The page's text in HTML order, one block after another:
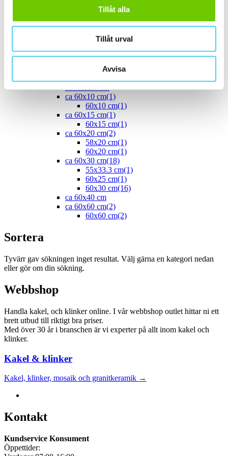
Tillåt alla
Tillåt urval
Avvisa
(1)
(5)
ca 45x(1)
50x25 cm(3)
50x50 cm(1)
ca 60x10 cm(1)
60x10 cm(1)
ca 60x15 cm(1)
60x15 cm(1)
ca 60x20 cm(2)
58x20 cm(1)
60x20 cm(1)
ca 60x30 cm(18)
55x33.3 cm(1)
60x25 cm(1)
60x30 cm(16)
ca 60x40 cm
ca 60x60 cm(2)
60x60 cm(2)
Sortera
Tyvärr gav sökningen inget resultat. Välj gärna en kategori nedan
eller gör om din sökning.
Webbshop
Handla kakel, och klinker online. I vår webbshop outlet hittar ni ett
brett utbud till riktigt bra priser.
Med över 30 år i branschen är vi experter på allt inom kakel och
klinker.
Kakel & klinker
Kakel, klinker, mosaik och granitkeramik →
Kontakt
Kundservice Konsument
Öppettider: